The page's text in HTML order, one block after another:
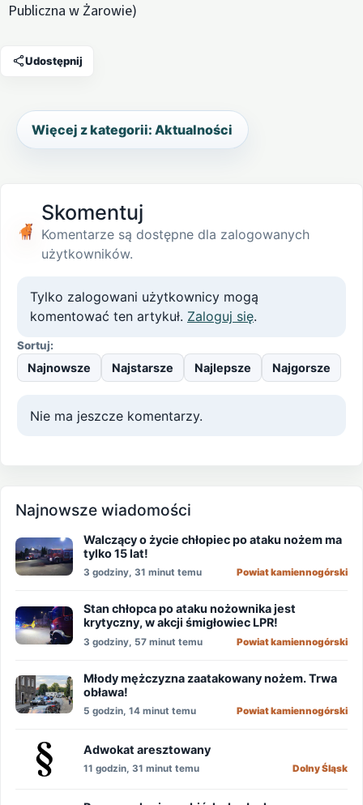
Publiczna w Żarowie)
Udostępnij
Więcej z kategorii: Aktualności
Skomentuj
Komentarze są dostępne dla zalogowanych
użytkowników.
Tylko zalogowani użytkownicy mogą
komentować ten artykuł. Zaloguj się.
Sortuj:
Najnowsze Najstarsze Najlepsze Najgorsze
Nie ma jeszcze komentarzy.
Najnowsze wiadomości
Walczący o życie chłopiec po ataku nożem ma
tylko 15 lat!
3 godziny, 31 minut temu Powiat kamiennogórski
Stan chłopca po ataku nożownika jest
krytyczny, w akcji śmigłowiec LPR!
3 godziny, 57 minut temu Powiat kamiennogórski
Młody mężczyzna zaatakowany nożem. Trwa
obława!
5 godzin, 14 minut temu Powiat kamiennogórski
Adwokat aresztowany
11 godzin, 31 minut temu Dolny Śląsk